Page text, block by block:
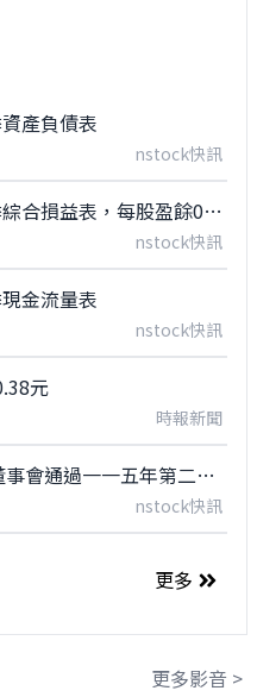
產負債表
nstock快訊
【公告】九暘：2026年第2季綜合損益表，每股盈餘0.25元
nstock快訊
金流量表
nstock快訊
元
時報新聞
【重訊】九暘：公告本公司董事會通過一一五年第二季個別財務報告
nstock快訊
更多
更多影音 >